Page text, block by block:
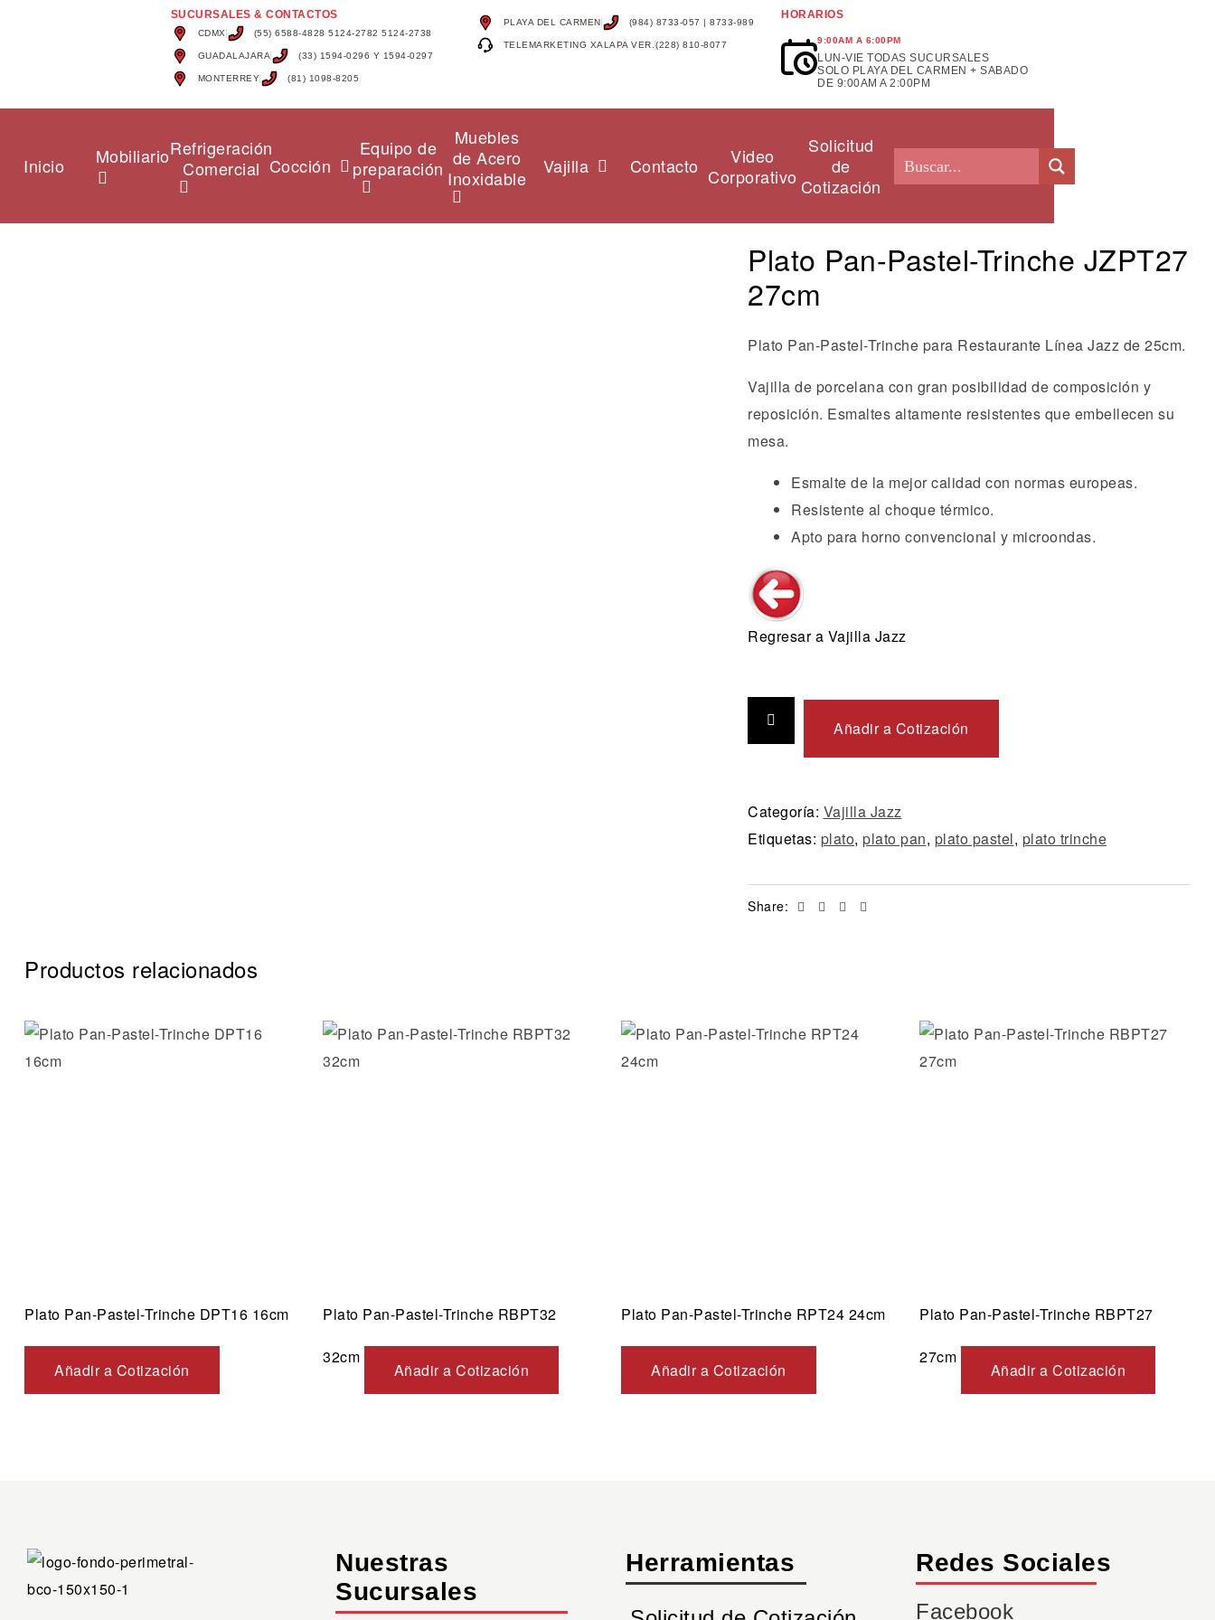
SUCURSALES & CONTACTOS
CDMX (55) 6588-4828 5124-2782 5124-2738
GUADALAJARA (33) 1594-0296 Y 1594-0297
MONTERREY (81) 1098-8205
PLAYA DEL CARMEN (984) 8733-057 | 8733-989
TELEMARKETING XALAPA VER. (228) 810-8077
HORARIOS
9:00AM A 6:00PM
LUN-VIE TODAS SUCURSALES
SOLO PLAYA DEL CARMEN + SABADO
DE 9:00AM A 2:00PM
Inicio MobiliarioRefrigeración
Comercial Cocción
Equipo de
preparación
Muebles
de Acero
Inoxidable
Vajilla Contacto
Video
Corporativo
Solicitud
de
Cotización
Plato Pan-Pastel-Trinche JZPT27
27cm
Plato Pan-Pastel-Trinche para Restaurante Línea Jazz de 25cm.
Vajilla de porcelana con gran posibilidad de composición y
reposición. Esmaltes altamente resistentes que embellecen su
mesa.
Esmalte de la mejor calidad con normas europeas.
Resistente al choque térmico.
Apto para horno convencional y microondas.
Regresar a Vajilla Jazz
Añadir a Cotización
Categoría: Vajilla Jazz
Etiquetas: plato, plato pan, plato pastel, plato trinche
Share: Facebook
TwitterLinkedin
Productos relacionados
Plato Pan-Pastel-Trinche DPT16 16cm
Añadir a Cotización
Plato Pan-Pastel-Trinche RBPT32
32cm
Añadir a Cotización
Plato Pan-Pastel-Trinche RPT24 24cm
Añadir a Cotización
Plato Pan-Pastel-Trinche RBPT27
27cm
Añadir a Cotización
Nuestras
Sucursales
Herramientas Redes Sociales
Facebook